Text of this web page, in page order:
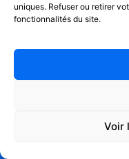
uniques. Refuser ou retirer
fonctionnalités du site.
Voir